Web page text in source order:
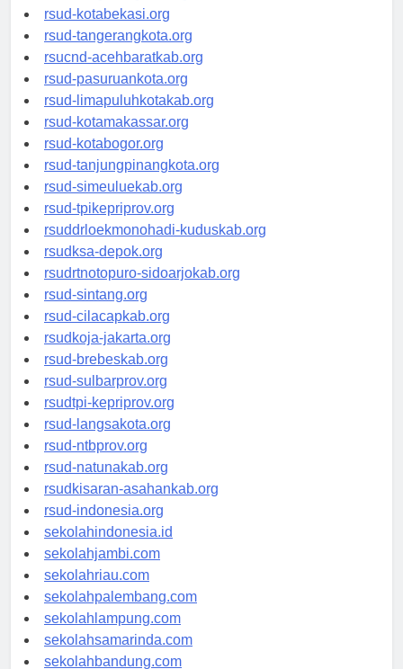
rsud-tangerangkab.org
rsud-kotabekasi.org
rsud-tangerangkota.org
rsucnd-acehbaratkab.org
rsud-pasuruankota.org
rsud-limapuluhkotakab.org
rsud-kotamakassar.org
rsud-kotabogor.org
rsud-tanjungpinangkota.org
rsud-simeuluekab.org
rsud-tpikepriprov.org
rsuddrloekmonohadi-kuduskab.org
rsudksa-depok.org
rsudrtnotopuro-sidoarjokab.org
rsud-sintang.org
rsud-cilacapkab.org
rsudkoja-jakarta.org
rsud-brebeskab.org
rsud-sulbarprov.org
rsudtpi-kepriprov.org
rsud-langsakota.org
rsud-ntbprov.org
rsud-natunakab.org
rsudkisaran-asahankab.org
rsud-indonesia.org
sekolahindonesia.id
sekolahjambi.com
sekolahriau.com
sekolahpalembang.com
sekolahlampung.com
sekolahsamarinda.com